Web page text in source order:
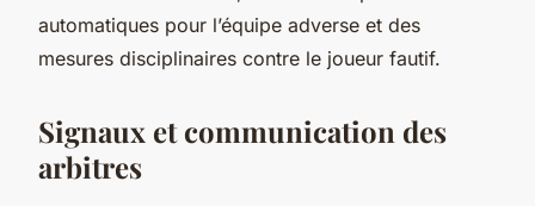
automatiques pour l’équipe adverse et des
mesures disciplinaires contre le joueur fautif.
Signaux et communication des
arbitres